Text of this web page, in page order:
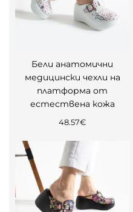
Бели анатомични
медицински чехли на
платформа от
естествена кожа
48.57€